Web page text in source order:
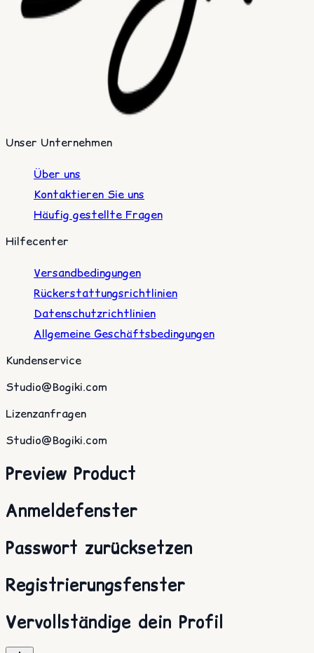
Unser Unternehmen
Über uns
Kontaktieren Sie uns
Häufig gestellte Fragen
Hilfecenter
Versandbedingungen
Rückerstattungsrichtlinien
Datenschutzrichtlinien
Allgemeine Geschäftsbedingungen
Kundenservice
Studio@Bogiki.com
Lizenzanfragen
Studio@Bogiki.com
Preview Product
Anmeldefenster
Passwort zurücksetzen
Registrierungsfenster
Vervollständige dein Profil